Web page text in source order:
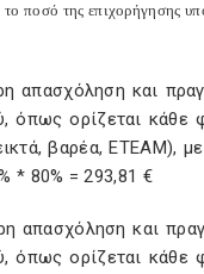
ποσό της επιχορήγησης
απασχόληση και
όπως ορίζεται
βαρέα, ΕΤΕΑΜ),
* 80% = 293,81 €
απασχόληση και
όπως ορίζεται